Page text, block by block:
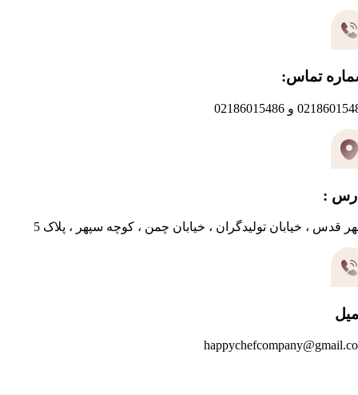
تماس:
و 02186015486
:
قدس ، خیابان تولیدگران ، خیابان چمن ، کوچه سپهر ، پلاک 5